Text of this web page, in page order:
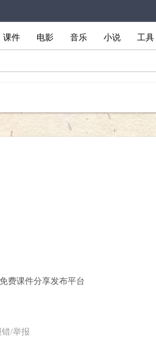
课件 电影 音乐 小说 工具
费课件分享发布平台
错/举报